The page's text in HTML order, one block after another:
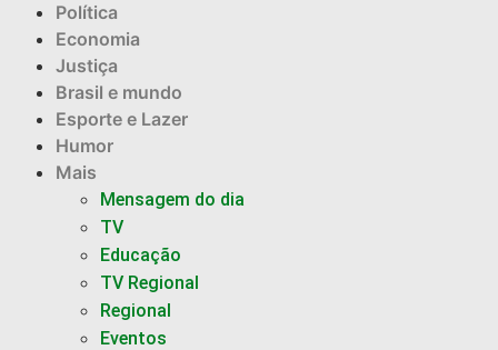
Política
Economia
Justiça
Brasil e mundo
Esporte e Lazer
Humor
Mais
Mensagem do dia
TV
Educação
TV Regional
Regional
Eventos